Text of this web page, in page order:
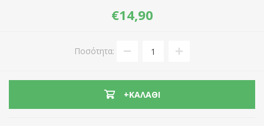
€14,90
Ποσότητα:
+ΚΑΛΆΘΙ